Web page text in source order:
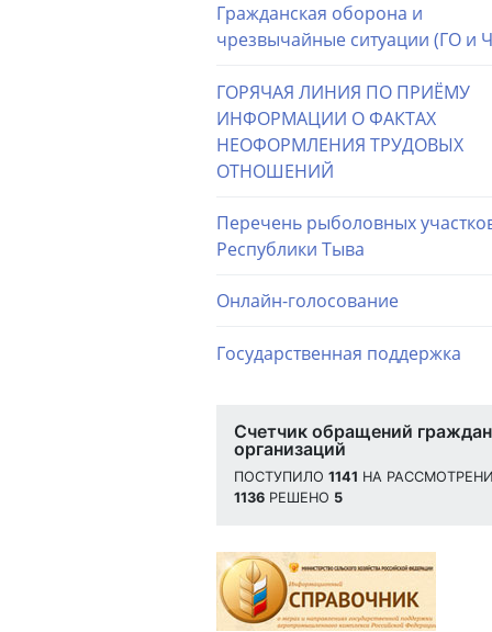
Гражданская оборона и
чрезвычайные ситуации (ГО и
ГОРЯЧАЯ ЛИНИЯ ПО ПРИЁМУ
ИНФОРМАЦИИ О ФАКТАХ
НЕОФОРМЛЕНИЯ ТРУДОВЫХ
ОТНОШЕНИЙ
Перечень рыболовных
Республики Тыва
Онлайн-голосование
Государственная поддержка
Счетчик обращений
организаций
ПОСТУПИЛО 1141 НА
1136 РЕШЕНО 5